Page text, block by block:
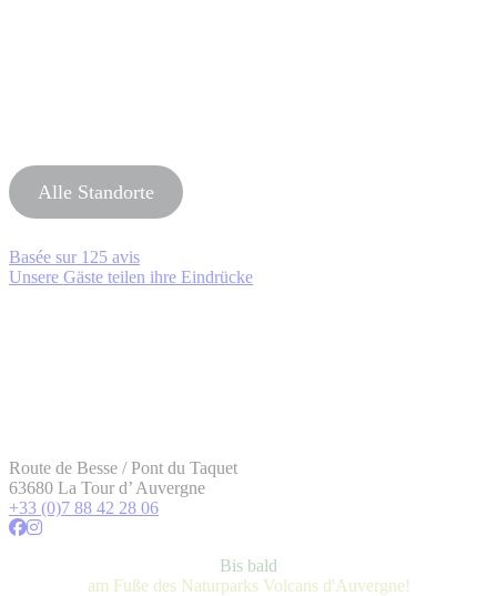
Alle Standorte
Basée sur 125 avis
Unsere Gäste teilen ihre Eindrücke
Route de Besse / Pont du Taquet
63680 La Tour d’ Auvergne
+33 (0)7 88 42 28 06
Bis bald
am Fuße des Naturparks Volcans d'Auvergne!